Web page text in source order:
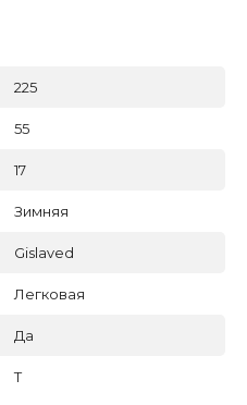
225
55
17
Зимняя
Gislaved
Легковая
Да
T